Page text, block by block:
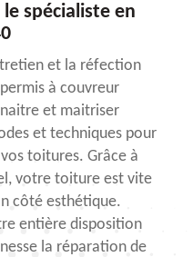
spécialiste en
et la réfection
à couvreur
et maitriser
et techniques pour
toitures. Grâce à
votre toiture est vite
côté esthétique.
entière disposition
la réparation de